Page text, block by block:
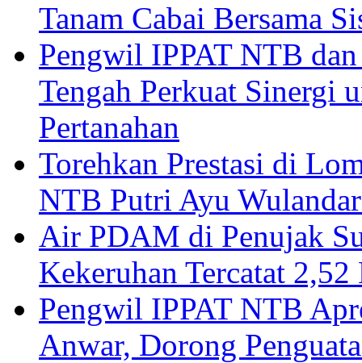
Tanam Cabai Bersama
Pengwil IPPAT NTB
Tengah Perkuat Sinergi
Pertanahan
Torehkan Prestasi di
NTB Putri Ayu
Air PDAM di Penujak
Kekeruhan Tercatat
Pengwil IPPAT NTB
Anwar, Dorong